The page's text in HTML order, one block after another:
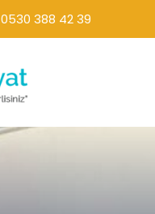
0530 388 42 39